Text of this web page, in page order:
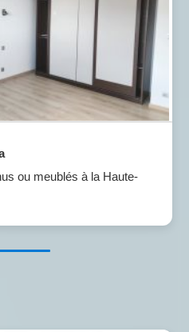
ou meublés à la Haute-